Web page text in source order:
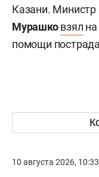
Казани.
Мурашко взял
помощи
10 августа 2026, 10:33